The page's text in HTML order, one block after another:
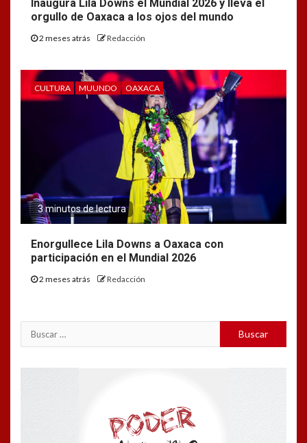
Inaugura Lila Downs el Mundial 2026 y lleva el
orgullo de Oaxaca a los ojos del mundo
2 meses atrás Redacción
CULTURA MUUNDO OAXACA
3 minutos de lectura
Enorgullece Lila Downs a Oaxaca con
participación en el Mundial 2026
2 meses atrás Redacción
Buscar: